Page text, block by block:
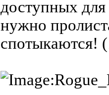
доступных
нужно
спотыкаются!